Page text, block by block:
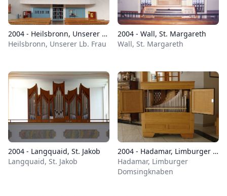
2004 - Heilsbronn, Unserer Lb. Frau
Heilsbronn, Unserer Lb. Frau
2004 - Wall, St. Margareth
Wall, St. Margareth
2004 - Langquaid, St. Jakob
Langquaid, St. Jakob
2004 - Hadamar, Limburger Domsingknaben
Hadamar, Limburger
Domsingknaben